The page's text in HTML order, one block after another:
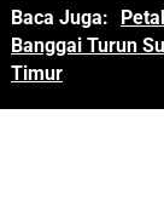
Baca Juga:
Banggai Turun
Timur